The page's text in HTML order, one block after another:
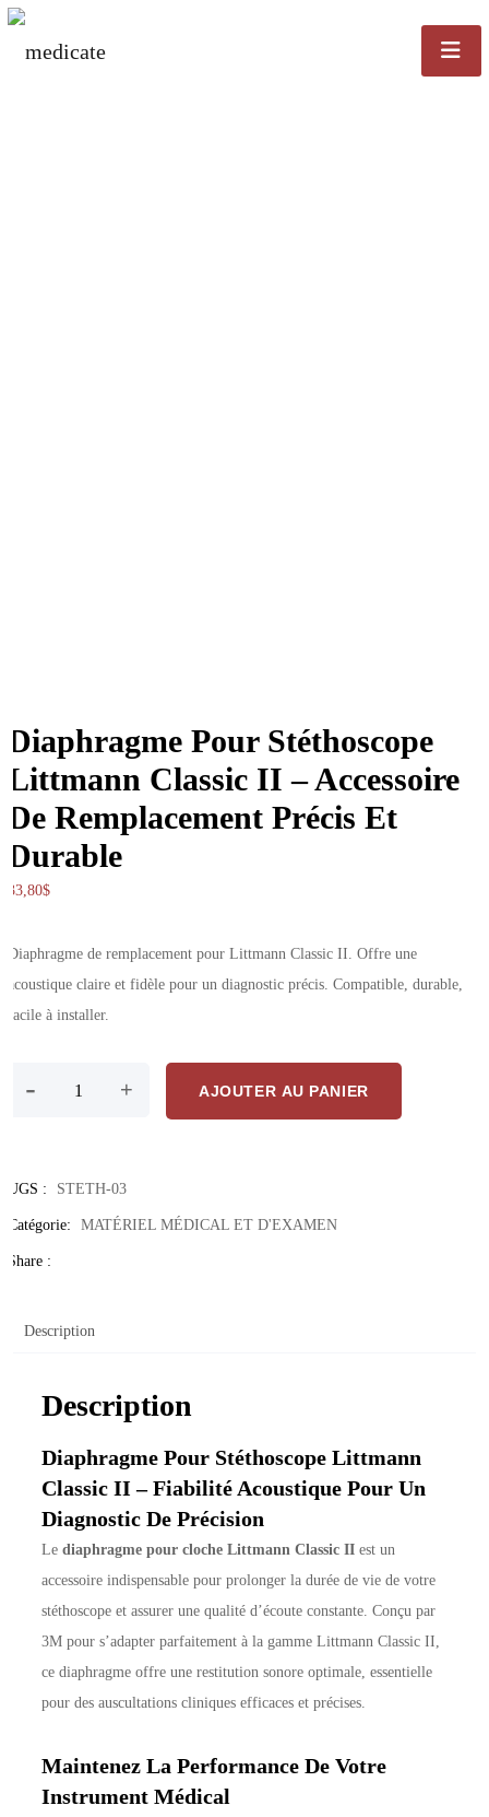
Diaphragme Pour Stéthoscope
Littmann Classic II – Accessoire
De Remplacement Précis Et
Durable
33,80$
Diaphragme de remplacement pour Littmann Classic II. Offre une
acoustique claire et fidèle pour un diagnostic précis. Compatible, durable,
facile à installer.
- + AJOUTER AU PANIER
UGS : STETH-03
Catégorie: MATÉRIEL MÉDICAL ET D'EXAMEN
Share :
Description
Description
Diaphragme Pour Stéthoscope Littmann
Classic II – Fiabilité Acoustique Pour Un
Diagnostic De Précision
Lediaphragme pour cloche Littmann Classic II est un
accessoire indispensable pour prolonger la durée de vie de votre
stéthoscope et assurer une qualité d’écoute constante. Conçu par
3M pour s’adapter parfaitement à la gamme Littmann Classic II,
ce diaphragme offre une restitution sonore optimale, essentielle
pour des auscultations cliniques efficaces et précises.
Maintenez La Performance De Votre
Instrument Médical